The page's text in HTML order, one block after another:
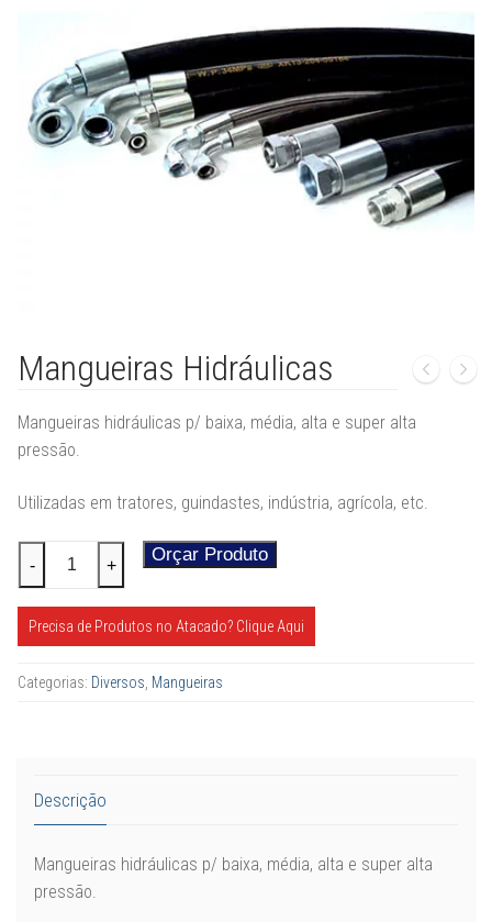
🔍
Mangueiras Hidráulicas
Mangueiras hidráulicas p/ baixa, média, alta e super alta
pressão.
Utilizadas em tratores, guindastes, indústria, agrícola, etc.
Mangueiras
Hidráulicas
quantidade
- + Orçar Produto
Precisa de Produtos no Atacado? Clique Aqui
Categorias: Diversos Mangueiras
Descrição
Mangueiras hidráulicas p/ baixa, média, alta e super alta
pressão.